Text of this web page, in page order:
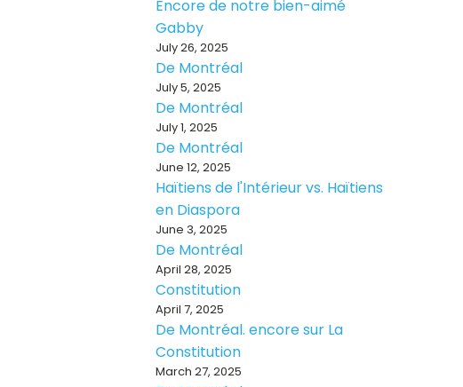
Encore de notre bien-aimé
Gabby
July 26, 2025
De Montréal
July 5, 2025
De Montréal
July 1, 2025
De Montréal
June 12, 2025
Haïtiens de l'Intérieur vs. Haïtiens
en Diaspora
June 3, 2025
De Montréal
April 28, 2025
Constitution
April 7, 2025
De Montréal. encore sur La
Constitution
March 27, 2025